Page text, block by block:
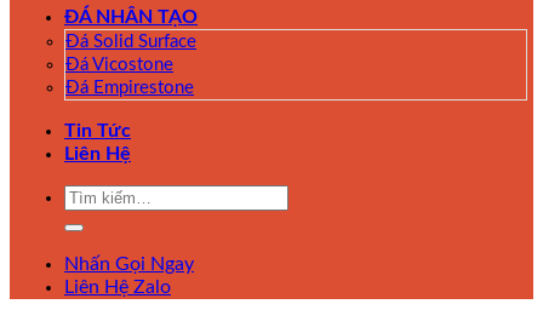
ĐÁ NHÂN TẠO
Đá Solid Surface
Đá Vicostone
Đá Empirestone
Tin Tức
Liên Hệ
Tìm
Nhấn Gọi Ngay
Liên Hệ Zalo